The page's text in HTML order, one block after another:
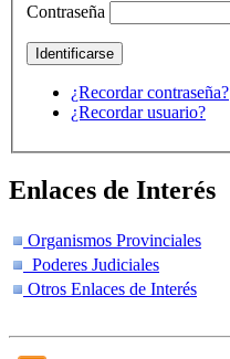
Contraseña
¿Recordar contraseña?
¿Recordar usuario?
Enlaces de Interés
Organismos Provinciales
Poderes Judiciales
Otros Enlaces de Interés